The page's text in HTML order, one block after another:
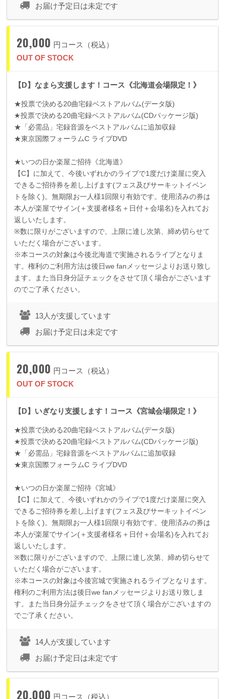
お届け予定日は未定です
20,000 円コース（税込）
OUT OF STOCK
【D】なまら支援します！コース《北海道会場限定！》
★投票で決める20曲宅録ベストアルバム(データ版)
★投票で決める20曲宅録ベストアルバム(CDパッケージ版)
★「必需品」宅録音源をベストアルバムに追加収録
★東京国際フォーラムC ライブDVD
★いつの日か楽屋ご招待《北海道》
【C】に加えて、今後いずれかのライブで1 度だけ楽屋に突入
できるご招待券を差し上げます(フェス及びサーキットイベン
トを除く )。無期限お一人様1 回限り有効です。使用済みの券は
本人が楽屋でサイン(＋支援者様名＋日付＋会場名)を入れてお
返しいたします。
※数に限りがございますので、上限に達し次第、締め切らせて
いただく場合がございます。
※本コースの対象は今後北海道で実施されるライブとなりま
す。権利のご利用方法は後日we fanメッセージよりお送り致し
ます。また当日身分証チェックをさせて頂く場合がございます
のでご了承ください。
13人が支援しています
お届け予定日は未定です
20,000 円コース（税込）
OUT OF STOCK
【D】いぎなり支援します！コース《宮城会場限定！》
★投票で決める20曲宅録ベストアルバム(データ版)
★投票で決める20曲宅録ベストアルバム(CDパッケージ版)
★「必需品」宅録音源をベストアルバムに追加収録
★東京国際フォーラムC ライブDVD
★いつの日か楽屋ご招待《宮城》
【C】に加えて、今後いずれかのライブで1 度だけ楽屋に突入
できるご招待券を差し上げます(フェス及びサーキットイベン
トを除く )。無期限お一人様1 回限り有効です。使用済みの券は
本人が楽屋でサイン(＋支援者様名＋日付＋会場名)を入れてお
返しいたします。
※数に限りがございますので、上限に達し次第、締め切らせて
いただく場合がございます。
※本コースの対象は今後宮城で実施されるライブとなります。
権利のご利用方法は後日we fanメッセージよりお送り致しま
す。また当日身分証チェックをさせて頂く場合がございますの
でご了承ください。
14人が支援しています
お届け予定日は未定です
20,000 円コース（税込）